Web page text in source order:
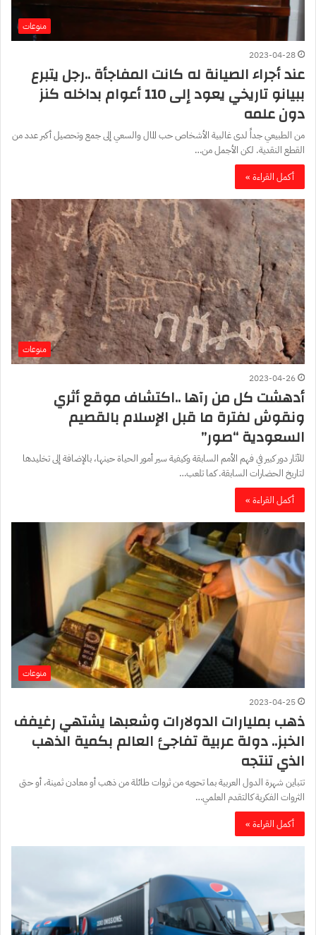
منوعات
2023-04-28
عند أجراء الصيانة له كانت المفاجأة ..رجل يتبرع
ببيانو تاريخي يعود إلى 110 أعوام بداخله كنز
دون علمه
من الطبيعي جداً لدى غالبية الأشخاص حب المال والسعي إلى جمع وتحصيل أكبر عدد من
القطع النقدية. لكن الأجمل من…
أكمل القراءة »
منوعات
2023-04-26
أدهشت كل من رآها ..اكتشاف موقع أثري
ونقوش لفترة ما قبل الإسلام بالقصيم
السعودية “صور”
للآثار دور كبير في فهم الأمم السابقة وكيفية سير أمور الحياة حينها، بالإضافة إلى تخليدها
لتاريخ الحضارات السابقة. كما تلعب…
أكمل القراءة »
منوعات
2023-04-25
ذهب بمليارات الدولارات وشعبها يشتهي رغيفف
الخبز.. دولة عربية تفاجئ العالم بكمية الذهب
الذي تنتجه
تتباين شهرة الدول العربية بما تحويه من ثروات طائلة من ذهب أو معادن ثمينة، أو حتى
الثروات الفكرية كالتقدم العلمي…
أكمل القراءة »